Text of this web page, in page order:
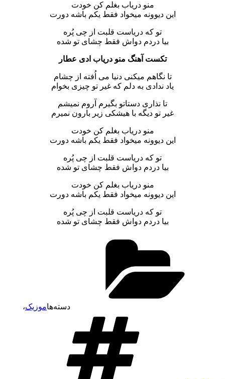
منو دریاب بغلم کن خودت
این دیوونه میخواد فقط یکم باشه دورت
تو که دریاست قلبت از چی پُره
بیا دردم دواش فقط چشای تو شده
تکست آهنگ منو دریاب ادی عطار
تا نگاهم میکنی دنیا می اُفته از چشام
یاد ندادی به دلم که غیر تو چیزی بخوام
تا نذاری دستاتو بگیرم آروم نمیشم
غیر تو دیگه با هیشکی زیر بارون نمیرم
منو دریاب بغلم کن خودت
این دیوونه میخواد فقط یکم باشه دورت
تو که دریاست قلبت از چی پُره
بیا دردم دواش فقط چشای تو شده
منو دریاب بغلم کن خودت
این دیوونه میخواد فقط یکم باشه دورت
تو که دریاست قلبت از چی پُره
بیا دردم دواش فقط چشای تو شده
دسته‌هاموزیک،